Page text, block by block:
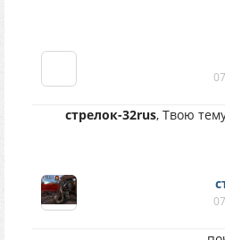
стрелок-32rus, Твою